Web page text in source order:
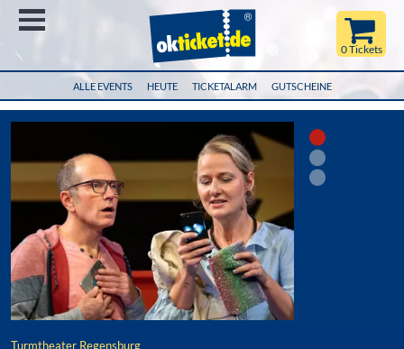
ALLE EVENTS HEUTE TICKETALARM GUTSCHEINE
0 Tickets
Turmtheater Regensburg